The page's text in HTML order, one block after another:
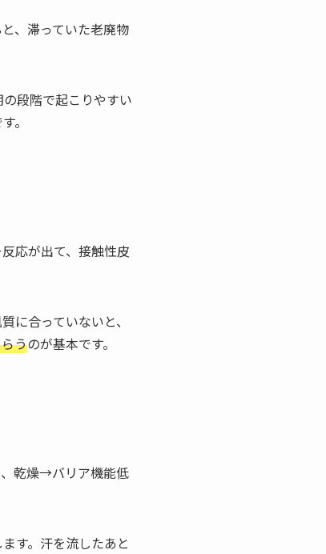
、滞っていた老廃物
段階で起こりやすい
。
応が出て、接触性皮
に合っていないと、
うのが基本です。
乾燥→バリア機能低
す。汗を流したあと